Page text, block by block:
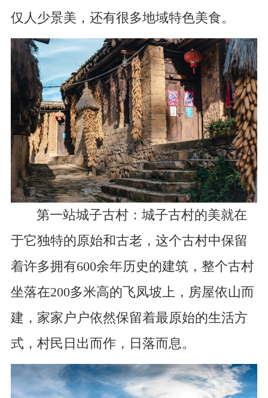
仅人少景美，还有很多地域特色美食。
第一站城子古村：城子古村的美就在
于它独特的原始和古老，这个古村中保留
着许多拥有600余年历史的建筑，整个古村
坐落在200多米高的飞凤坡上，房屋依山而
建，家家户户依然保留着最原始的生活方
式，村民日出而作，日落而息。